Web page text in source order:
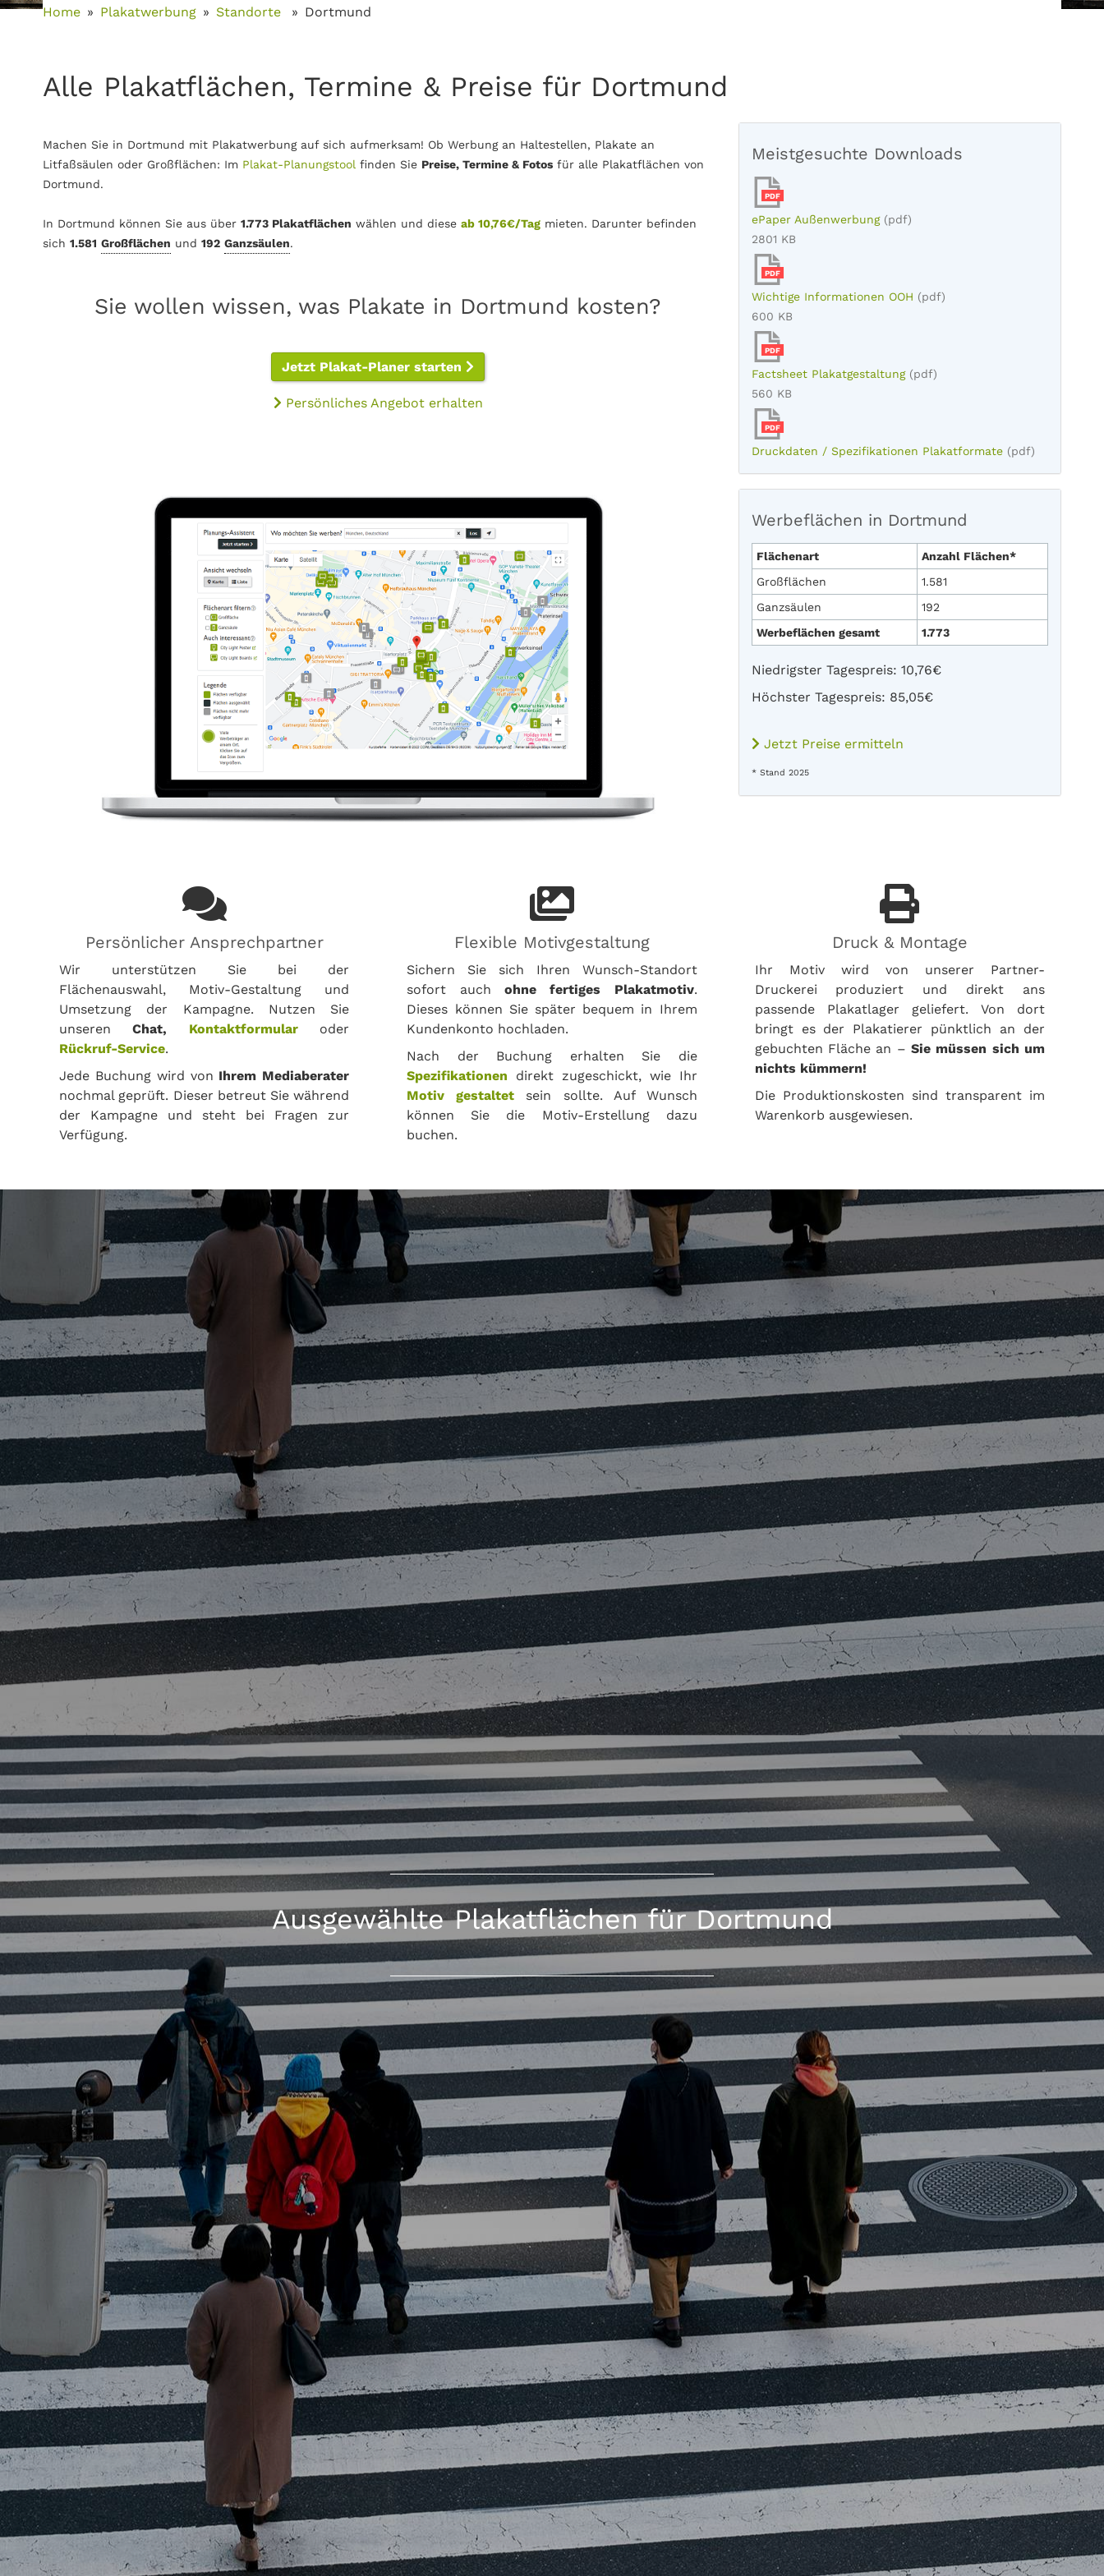
Home Plakatwerbung Standorte Dortmund
Alle Plakatflächen, Termine & Preise für Dortmund
Machen Sie in Dortmund mit Plakatwerbung auf sich aufmerksam! Ob Werbung an Haltestellen, Plakate an
Litfaßsäulen oder Großflächen: Im Plakat-Planungstool finden Sie Preise, Termine & Fotos für alle Plakatflächen von
Dortmund.
In Dortmund können Sie aus über 1.773 Plakatflächen wählen und diese ab 10,76€/Tag mieten. Darunter befinden
sich 1.581 Großflächen und 192 Ganzsäulen.
Sie wollen wissen, was Plakate in Dortmund kosten?
Jetzt Plakat-Planer starten
Persönliches Angebot erhalten
Meistgesuchte Downloads
PDF
ePaper Außenwerbung (pdf)
2801 KB
PDF
Wichtige Informationen OOH (pdf)
600 KB
PDF
Factsheet Plakatgestaltung (pdf)
560 KB
PDF
Druckdaten / Spezifikationen Plakatformate (pdf)
Werbeflächen in Dortmund
Flächenart
Anzahl Flächen*
Großflächen
1.581
Ganzsäulen
192
Werbeflächen gesamt
1.773
Niedrigster Tagespreis: 10,76€
Höchster Tagespreis: 85,05€
Jetzt Preise ermitteln
* Stand 2025
Persönlicher Ansprechpartner
Wir unterstützen Sie bei der
Flächenauswahl, Motiv-Gestaltung und
Umsetzung der Kampagne. Nutzen Sie
unserenChat, Kontaktformularoder
Rückruf-Service.
Jede Buchung wird von Ihrem Mediaberater
nochmal geprüft. Dieser betreut Sie während
der Kampagne und steht bei Fragen zur
Verfügung.
Flexible Motivgestaltung
Sichern Sie sich Ihren Wunsch-Standort
sofort auch ohne fertiges Plakatmotiv.
Dieses können Sie später bequem in Ihrem
Kundenkonto hochladen.
Nach der Buchung erhalten Sie die
Spezifikationen direkt zugeschickt, wie Ihr
Motiv gestaltet sein sollte. Auf Wunsch
können Sie die Motiv-Erstellung dazu
buchen.
Druck & Montage
Ihr Motiv wird von unserer Partner-
Druckerei produziert und direkt ans
passende Plakatlager geliefert. Von dort
bringt es der Plakatierer pünktlich an der
gebuchten Fläche an – Sie müssen sich um
nichts kümmern!
Die Produktionskosten sind transparent im
Warenkorb ausgewiesen.
Ausgewählte Plakatflächen für Dortmund